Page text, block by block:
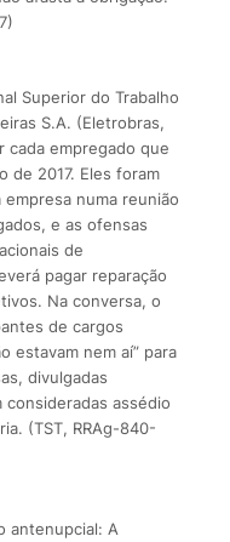
Superior do Trabalho
S.A. (Eletrobras,
cada empregado que
de 2017. Eles foram
numa reunião
e as ofensas
de
pagar reparação
Na conversa, o
de cargos
estavam nem aí” para
divulgadas
consideradas assédio
(TST, RRAg-840-
antenupcial: A